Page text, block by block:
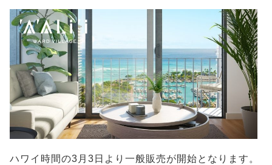
ハワイ時間の3月3日より一般販売が開始となります。